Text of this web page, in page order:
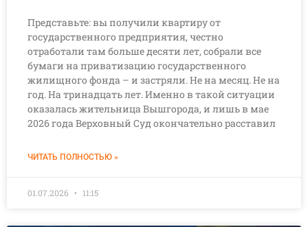
Представьте: вы получили квартиру от
государственного предприятия, честно
отработали там больше десяти лет, собрали все
бумаги на приватизацию государственного
жилищного фонда – и застряли. Не на месяц. Не на
год. На тринадцать лет. Именно в такой ситуации
оказалась жительница Вышгорода, и лишь в мае
2026 года Верховный Суд окончательно расставил
ЧИТАТЬ ПОЛНОСТЬЮ »
01.07.2026 11:15